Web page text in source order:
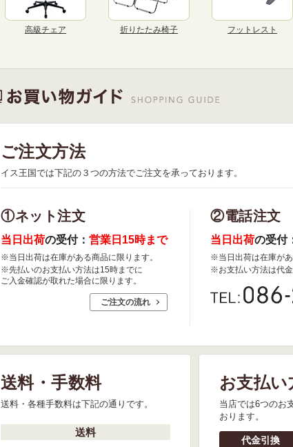
高級チェア 折りたたみ椅子 フットレスト
ご注文方法
イス王国では下記の３つの方法でご注文を承っております。
①ネット注文
当日出荷の受付： 営業日15時まで
※当日出荷は在庫がある商品に限ります。
※先払いのお支払い方法は15時までに
ご入金確認が取れた場合に限ります。
ご注文の流れ
②電話注文
当日出荷の受付
※当日出荷は在庫があ
※お支払い方法は代金
送料・手数料
送料・各種手数料は下記の通りです。
送料
お支払い
当店では6つのお
おります。
代金引換